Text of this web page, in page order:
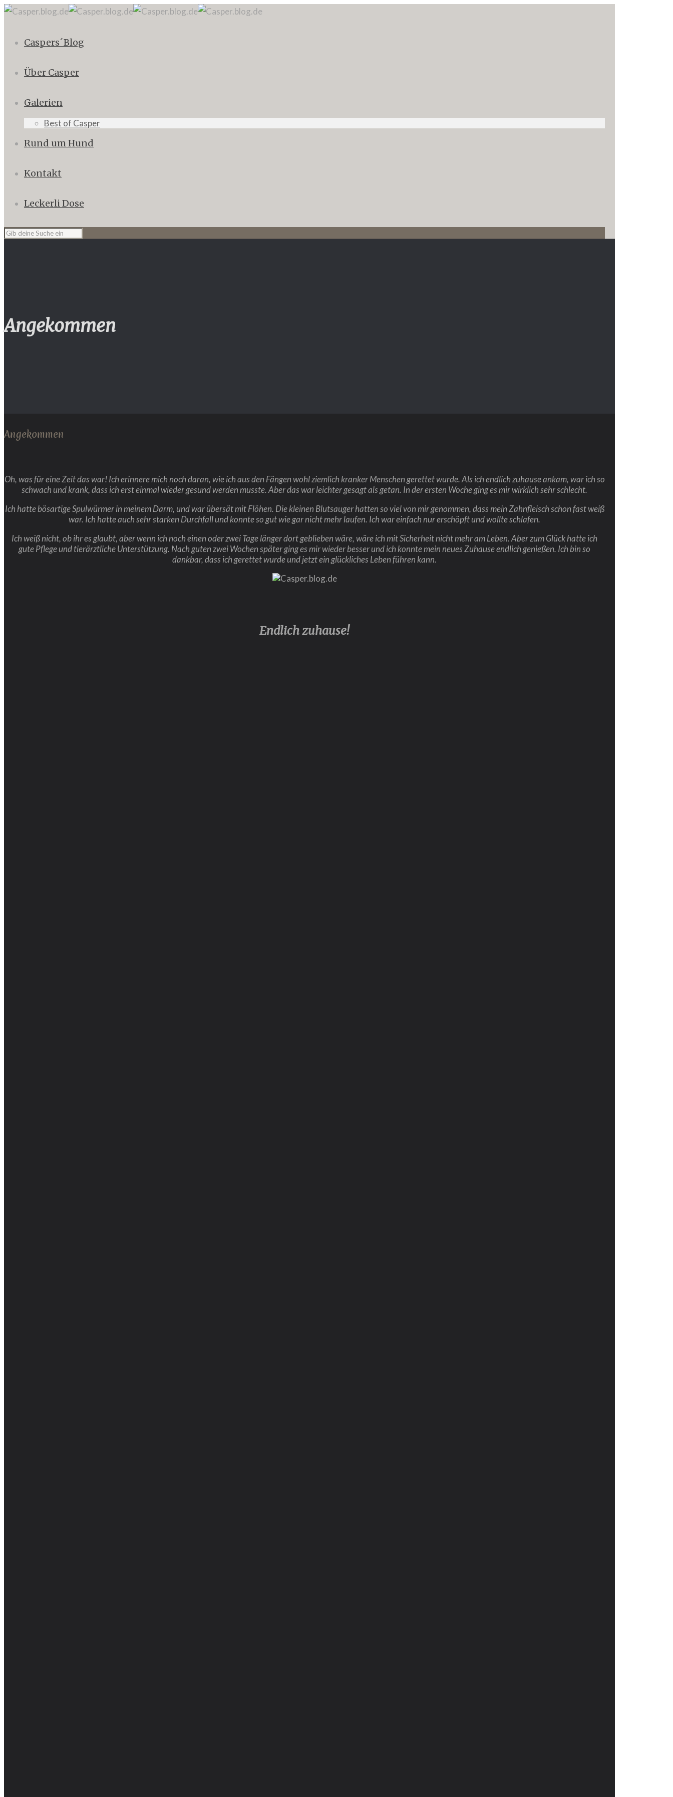
Caspers´Blog
Über Casper
Galerien
Best of Casper
Rund um Hund
Kontakt
Leckerli Dose
Angekommen
Angekommen
Oh, was für eine Zeit das war! Ich erinnere mich noch daran, wie ich aus den Fängen wohl ziemlich kranker Menschen gerettet wurde. Als ich endlich zuhause ankam, war ich so
schwach und krank, dass ich erst einmal wieder gesund werden musste. Aber das war leichter gesagt als getan. In der ersten Woche ging es mir wirklich sehr schlecht.
Ich hatte bösartige Spulwürmer in meinem Darm, und war übersät mit Flöhen. Die kleinen Blutsauger hatten so viel von mir genommen, dass mein Zahnfleisch schon fast weiß
war. Ich hatte auch sehr starken Durchfall und konnte so gut wie gar nicht mehr laufen. Ich war einfach nur erschöpft und wollte schlafen.
Ich weiß nicht, ob ihr es glaubt, aber wenn ich noch einen oder zwei Tage länger dort geblieben wäre, wäre ich mit Sicherheit nicht mehr am Leben. Aber zum Glück hatte ich
gute Pflege und tierärztliche Unterstützung. Nach guten zwei Wochen später ging es mir wieder besser und ich konnte mein neues Zuhause endlich genießen. Ich bin so
dankbar, dass ich gerettet wurde und jetzt ein glückliches Leben führen kann.
Endlich zuhause!